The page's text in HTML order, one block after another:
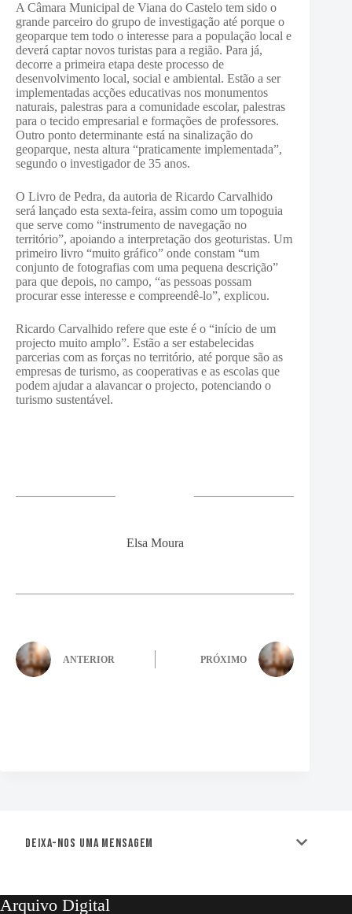
A Câmara Municipal de Viana do Castelo tem sido o
grande parceiro do grupo de investigação até porque o
geoparque tem todo o interesse para a população local e
deverá captar novos turistas para a região. Para já,
decorre a primeira etapa deste processo de
desenvolvimento local, social e ambiental. Estão a ser
implementadas acções educativas nos monumentos
naturais, palestras para a comunidade escolar, palestras
para o tecido empresarial e formações de professores.
Outro ponto determinante está na sinalização do
geoparque, nesta altura “praticamente implementada”,
segundo o investigador de 35 anos.
O Livro de Pedra, da autoria de Ricardo Carvalhido
será lançado esta sexta-feira, assim como um topoguia
que serve como “instrumento de navegação no
território”, apoiando a interpretação dos geoturistas. Um
primeiro livro “muito gráfico” onde constam “um
conjunto de fotografias com uma pequena descrição”
para que depois, no campo, “as pessoas possam
procurar esse interesse e compreendê-lo”, explicou.
Ricardo Carvalhido refere que este é o “início de um
projecto muito amplo”. Estão a ser estabelecidas
parcerias com as forças no território, até porque são as
empresas de turismo, as cooperativas e as escolas que
podem ajudar a alavancar o projecto, potenciando o
turismo sustentável.
Elsa Moura
ANTERIOR PRÓXIMO
Deixa-nos uma mensagem
Arquivo Digital